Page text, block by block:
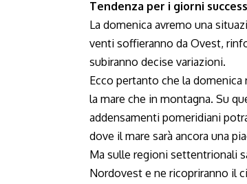
Tendenza per i giorni
La domenica avremo una
venti soffieranno da Ovest,
subiranno decise variazioni.
Ecco pertanto che la domenica
la mare che in montagna. Su
addensamenti pomeridiani
dove il mare sarà ancora una
Ma sulle regioni settentrionali
Nordovest e ne ricopriranno il